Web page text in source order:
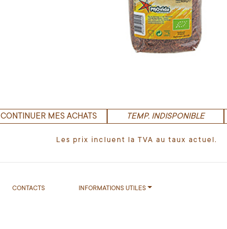
CONTINUER MES ACHATS TEMP. INDISPONIBLE
Les prix incluent la TVA au taux actuel.
CONTACTS INFORMATIONS UTILES